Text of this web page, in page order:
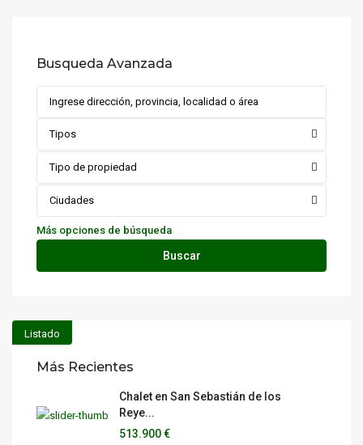
Busqueda Avanzada
Tipos
Tipo de propiedad
Ciudades
Más opciones de búsqueda
Buscar
Listado
Más Recientes
Chalet en San Sebastián de los
Reye...
513.900 €